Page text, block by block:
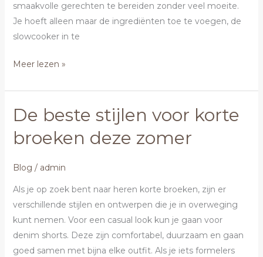
smaakvolle gerechten te bereiden zonder veel moeite.
Je hoeft alleen maar de ingrediënten toe te voegen, de
slowcooker in te
Meer lezen »
De beste stijlen voor korte
broeken deze zomer
Blog / admin
Als je op zoek bent naar heren korte broeken, zijn er
verschillende stijlen en ontwerpen die je in overweging
kunt nemen. Voor een casual look kun je gaan voor
denim shorts. Deze zijn comfortabel, duurzaam en gaan
goed samen met bijna elke outfit. Als je iets formelers
De
stijlen
korte
broeken
deze
zomer